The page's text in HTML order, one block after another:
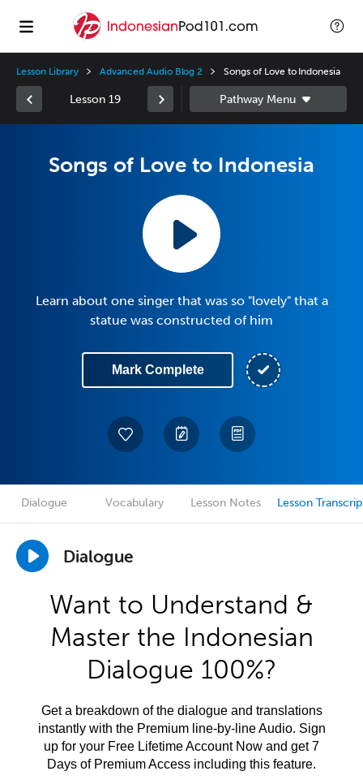
Lesson Library Advanced Audio Blog 2 Songs of Love to Indonesia
Lesson 19
Songs of Love to Indonesia
Learn about one singer that was so "lovely" that a
statue was constructed of him
Mark Complete
Dialogue Vocabulary Lesson Notes Lesson
Dialogue
Want to Understand &
Master the Indonesian
Dialogue 100%?
Get a breakdown of the dialogue and translations
instantly with the Premium line-by-line Audio. Sign
up for your Free Lifetime Account Now and get 7
Days of Premium Access including this feature.